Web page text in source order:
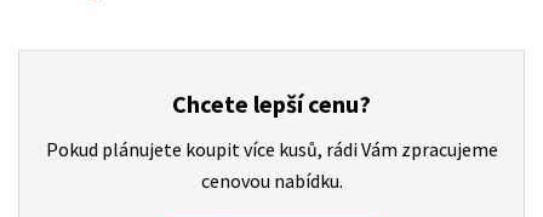
Chcete lepší cenu?
Pokud plánujete koupit více kusů, rádi Vám zpracujeme
cenovou nabídku.